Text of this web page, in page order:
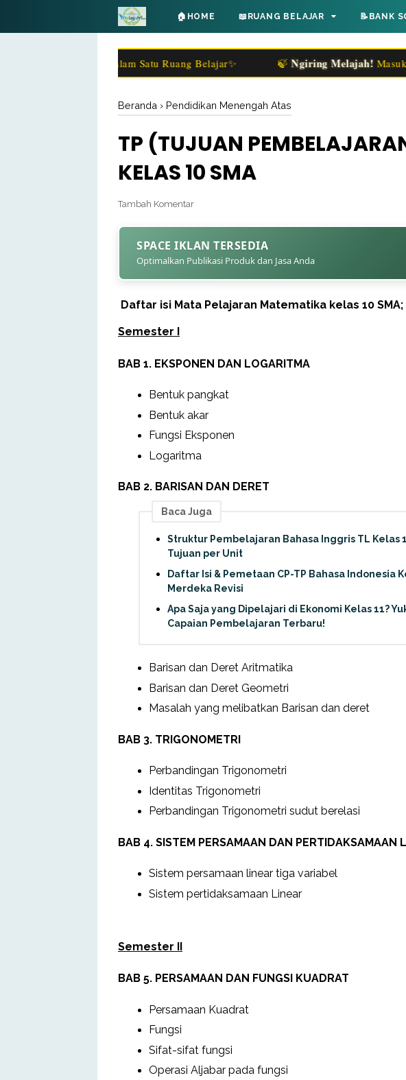
🏠HOME 📖RUANG BELAJAR 📝BANK
Pengetahuan dalam Satu Ruang Belajar✨ Ngiring Melajah!Masuk
Beranda › Pendidikan Menengah Atas
TP (TUJUAN
KELAS 10 SMA
Tambah Komentar
SPACE IKLAN TERSEDIA
Optimalkan Publikasi Produk dan Jasa Anda
Daftar isi Mata Pelajaran Matematika kelas 10 SMA;
Semester I
BAB 1. EKSPONEN DAN LOGARITMA
Bentuk pangkat
Bentuk akar
Fungsi Eksponen
Logaritma
BAB 2. BARISAN DAN DERET
Baca Juga
Struktur Pembelajaran Bahasa Inggris TL Kelas
Tujuan per Unit
Daftar Isi & Pemetaan CP-TP Bahasa Indonesia
Merdeka Revisi
Apa Saja yang Dipelajari di Ekonomi Kelas 11?
Capaian Pembelajaran Terbaru!
Barisan dan Deret Aritmatika
Barisan dan Deret Geometri
Masalah yang melibatkan Barisan dan deret
BAB 3. TRIGONOMETRI
Perbandingan Trigonometri
Identitas Trigonometri
Perbandingan Trigonometri sudut berelasi
BAB 4. SISTEM PERSAMAAN DAN PERTIDAKSAMAAN
Sistem persamaan linear tiga variabel
Sistem pertidaksamaan Linear
Semester II
BAB 5. PERSAMAAN DAN FUNGSI KUADRAT
Persamaan Kuadrat
Fungsi
Sifat-sifat fungsi
Operasi Aljabar pada fungsi